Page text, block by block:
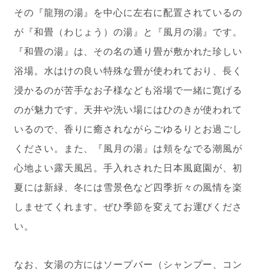
その『龍翔の湯』を中心に左右に配置されているの
が『和畳（わじょう）の湯』と『風月の湯』です。
『和畳の湯』は、その名の通り畳が敷かれた珍しい
浴場。水はけの良い特殊な畳が使われており、長く
浸かるのが苦手なお子様なども浴場で一緒に寛げる
のが魅力です。天井や洗い場にはひのきが使われて
いるので、香りに癒されながらごゆるりとお過ごし
ください。また、『風月の湯』は頬をなでる潮風が
心地よい露天風呂。手入れされた日本風庭園が、初
夏には新緑、冬には雪景色など四季折々の風情を楽
しませてくれます。ぜひ季節を変えてお運びくださ
い。
なお、女湯の方にはソープバー（シャンプー、コン